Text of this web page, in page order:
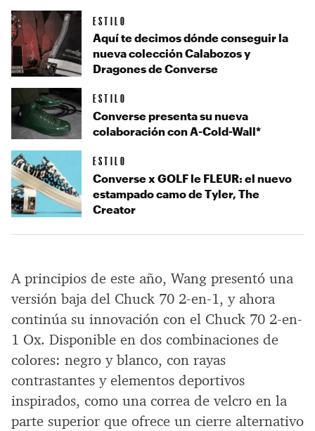
A principios de este año, Wang presentó una
versión baja del Chuck 70 2-en-1, y ahora
continúa su innovación con el Chuck 70 2-en-
1 Ox. Disponible en dos combinaciones de
colores: negro y blanco, con rayas
contrastantes y elementos deportivos
inspirados, como una correa de velcro en la
parte superior que ofrece un cierre alternativo
ESTILO
Aquí te decimos dónde conseguir la
nueva colección Calabozos y
Dragones de Converse
ESTILO
Converse presenta su nueva
colaboración con A-Cold-Wall*
ESTILO
Converse x GOLF le FLEUR: el nuevo
estampado camo de Tyler, The
Creator